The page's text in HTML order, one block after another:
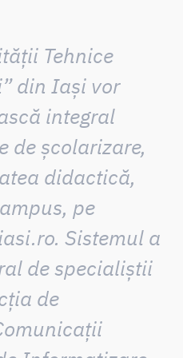
Tehnice
din Iași vor
integral
de școlarizare,
didactică,
pe
. Sistemul a
de specialiștii
de